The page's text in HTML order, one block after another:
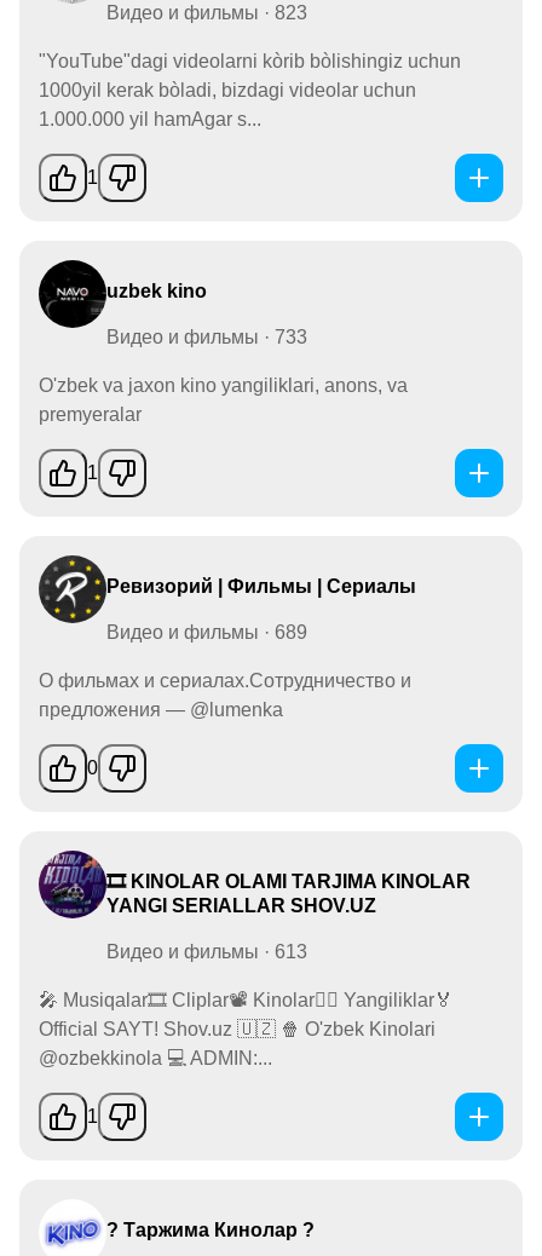
Видео и фильмы · 823
"YouTube"dagi videolarni kòrib bòlishingiz uchun
1000yil kerak bòladi, bizdagi videolar uchun
1.000.000 yil hamAgar s...
1
uzbek kino
Видео и фильмы · 733
O'zbek va jaxon kino yangiliklari, anons, va
premyeralar
1
Ревизорий | Фильмы | Сериалы
Видео и фильмы · 689
О фильмах и сериалах.Сотрудничество и
предложения — @lumenka
0
🎞 KINOLAR OLAMI TARJIMA KINOLAR
YANGI SERIALLAR SHOV.UZ
Видео и фильмы · 613
🎤 Musiqalar🎞 Cliplar📽 Kinolar✍🏻 Yangiliklar🏅
Official SAYT! Shov.uz 🇺🇿 🍿 O'zbek Kinolari
@ozbekkinola 💻 ADMIN:...
1
? Таржима Кинолар ?